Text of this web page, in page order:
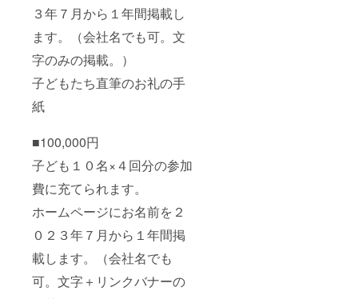
３年７月から１年間掲載し
ます。（会社名でも可。文
字のみの掲載。）
子どもたち直筆のお礼の手
紙
■100,000円
子ども１０名×４回分の参加
費に充てられます。
ホームページにお名前を２
０２３年７月から１年間掲
載します。（会社名でも
可。文字＋リンクバナーの